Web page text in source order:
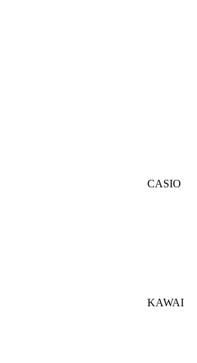
CASIO
KAWAI